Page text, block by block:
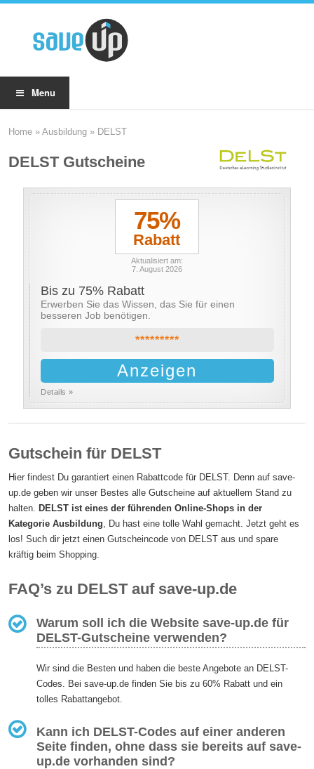
Menu
Home »Ausbildung » DELST
DELST Gutscheine
75%
Rabatt
Aktualisiert am:
7. August 2026
Bis zu 75% Rabatt
Erwerben Sie das Wissen, das Sie für einen
besseren Job benötigen.
*********
Anzeigen
Details »
Gutschein für DELST
Hier findest Du garantiert einen Rabattcode für DELST. Denn auf save-
up.de geben wir unser Bestes alle Gutscheine auf aktuellem Stand zu
halten. DELST ist eines der führenden Online-Shops in der
Kategorie Ausbildung, Du hast eine tolle Wahl gemacht. Jetzt geht es
los! Such dir jetzt einen Gutscheincode von DELST aus und spare
kräftig beim Shopping.
FAQ’s zu DELST auf save-up.de
Warum soll ich die Website save-up.de für
DELST-Gutscheine verwenden?
Wir sind die Besten und haben die beste Angebote an DELST-
Codes. Bei save-up.de finden Sie bis zu 60% Rabatt und ein
tolles Rabattangebot.
Kann ich DELST-Codes auf einer anderen
Seite finden, ohne dass sie bereits auf save-
up.de vorhanden sind?